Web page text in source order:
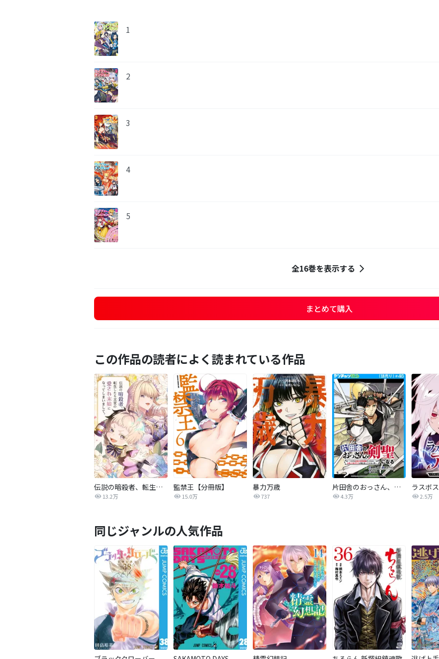
1
2
3
4
5
全16巻を表示する
まとめて購入
この作品の読者によく読まれている作品
伝説の暗殺者、転生したら王家の愛され末娘になってしまいまして。【タテヨミ】
13.2万
監禁王【分冊版】
15.0万
暴力万歳
737
片田舎のおっさん、剣聖になる～ただの田舎の剣術師範だったのに、大成した弟子たちが俺を放ってくれない件～(話売り)
4.3万 2.5万
同じジャンルの人気作品